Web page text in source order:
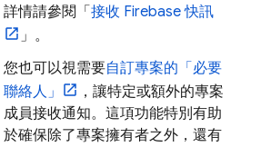
詳情請參閱「 接收 Firebase 快訊
」。
您也可以視需要自訂專案的「必要
聯絡人」
，讓特定或額外的專案
成員接收通知。這項功能特別有助
於確保除了專案擁有者之外，還有